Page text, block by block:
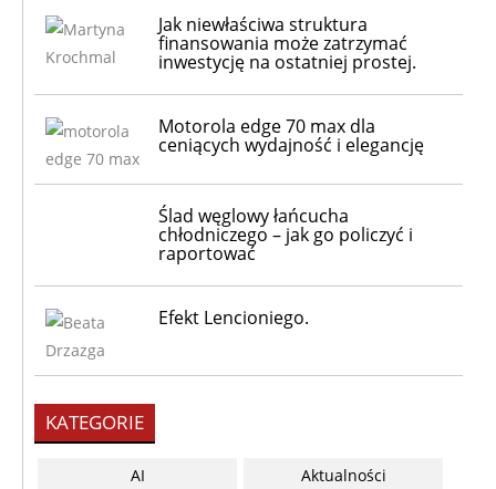
Jak niewłaściwa struktura
finansowania może zatrzymać
inwestycję na ostatniej prostej.
Motorola edge 70 max dla
ceniących wydajność i elegancję
Ślad węglowy łańcucha
chłodniczego – jak go policzyć i
raportować
Efekt Lencioniego.
KATEGORIE
AI
Aktualności